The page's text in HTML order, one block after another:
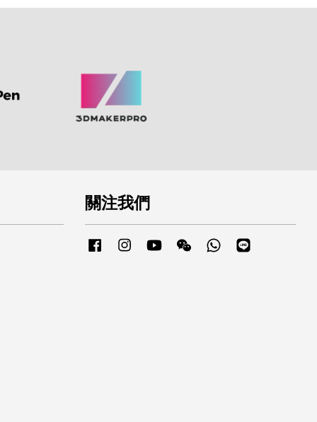
關注我們
FacebookInstagramYouTube Wechat Whatsapp